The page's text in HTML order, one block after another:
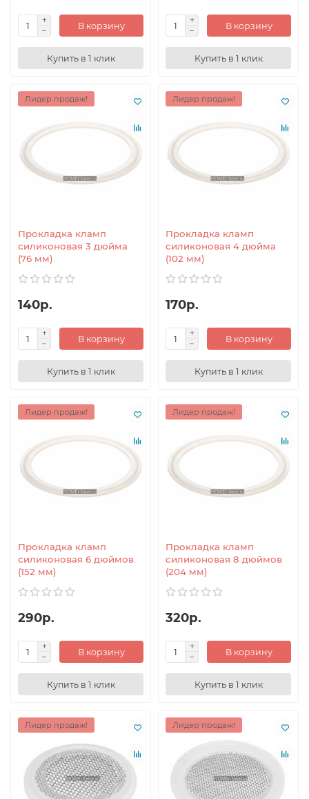
В корзину
Купить в 1 клик
В корзину
Купить в 1 клик
Лидер продаж!
Прокладка кламп
силиконовая 3 дюйма
(76 мм)
140р.
В корзину
Купить в 1 клик
Лидер продаж!
Прокладка кламп
силиконовая 4 дюйма
(102 мм)
170р.
В корзину
Купить в 1 клик
Лидер продаж!
Прокладка кламп
силиконовая 6 дюймов
(152 мм)
290р.
В корзину
Купить в 1 клик
Лидер продаж!
Прокладка кламп
силиконовая 8 дюймов
(204 мм)
320р.
В корзину
Купить в 1 клик
Лидер продаж! Лидер продаж!